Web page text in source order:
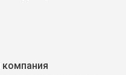
компания